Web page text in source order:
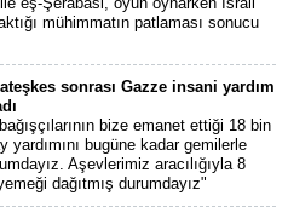
mühimmatın patlaması sonucu
sonrası Gazze insani yardım
bize emanet ettiği 18 bin
yardımını bugüne kadar gemilerle
Aşevlerimiz aracılığıyla 8
dağıtmış durumdayız"